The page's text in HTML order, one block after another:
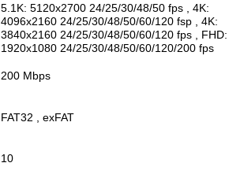
5.1K: 5120x2700 24/25/30/48/50 fps , 4K:
4096x2160 24/25/30/48/50/60/120 fsp , 4K:
3840x2160 24/25/30/48/50/60/120 fps , FHD:
1920x1080 24/25/30/48/50/60/120/200 fps
200 Mbps
FAT32 , exFAT
10